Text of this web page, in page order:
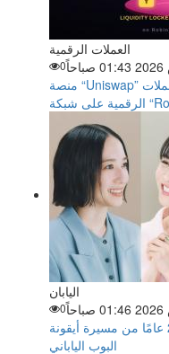
العملات الرقمية
0
منصة “Uniswap” تطلق منصة جديدة تسمح بإطلاق العملات
اليابان
0
اليابان | بيرفيوم.. فيلم وثائقي يوثق 25 عامًا من مسيرة أيقونة
البوب الياباني